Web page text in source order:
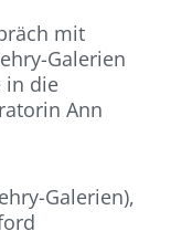
mit
Galerien
in die
Ann
Galerien),